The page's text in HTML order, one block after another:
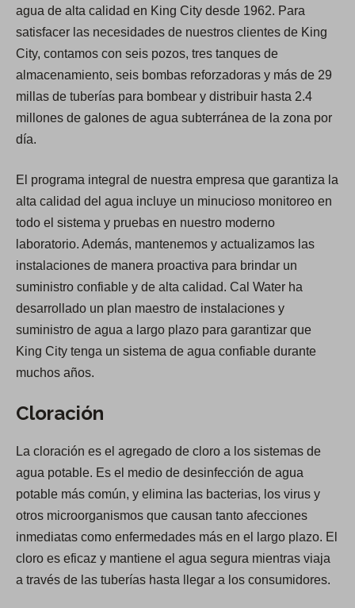
agua de alta calidad en King City desde 1962. Para
satisfacer las necesidades de nuestros clientes de King
City, contamos con seis pozos, tres tanques de
almacenamiento, seis bombas reforzadoras y más de 29
millas de tuberías para bombear y distribuir hasta 2.4
millones de galones de agua subterránea de la zona por
día.
El programa integral de nuestra empresa que garantiza la
alta calidad del agua incluye un minucioso monitoreo en
todo el sistema y pruebas en nuestro moderno
laboratorio. Además, mantenemos y actualizamos las
instalaciones de manera proactiva para brindar un
suministro confiable y de alta calidad. Cal Water ha
desarrollado un plan maestro de instalaciones y
suministro de agua a largo plazo para garantizar que
King City tenga un sistema de agua confiable durante
muchos años.
Cloración
La cloración es el agregado de cloro a los sistemas de
agua potable. Es el medio de desinfección de agua
potable más común, y elimina las bacterias, los virus y
otros microorganismos que causan tanto afecciones
inmediatas como enfermedades más en el largo plazo. El
cloro es eficaz y mantiene el agua segura mientras viaja
a través de las tuberías hasta llegar a los consumidores.